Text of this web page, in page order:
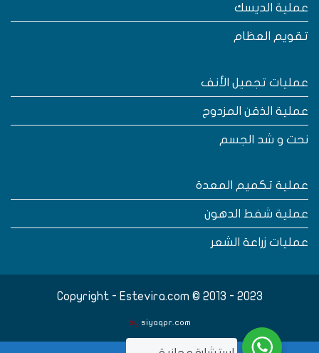
الديسك
العظام
تجميل الأنف
الذقن المزدوج
و شد الجسم
تكميم المعدة
شفط الدهون
زراعة الشعر
Copyright - Estevira.com © 2013 - 2023
bysiyaqpr.com